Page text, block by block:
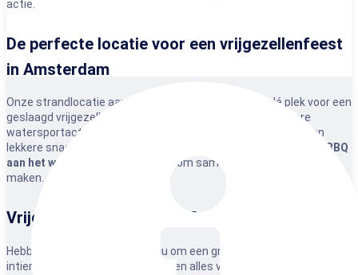
actie.
De perfecte locatie voor een vrijgezellenfeest
in Amsterdam
Onze strandlocatie aan het water in Amsterdam is dé plek voor een
geslaagd vrijgezellenfeest. Terwijl jullie genieten van stoere
watersportactiviteiten, zorgen wij voor de muziek, drankjes en
lekkere snacks. Sluit de dag af met een borrel en een gezellige
BBQ
aan het water
– de ideale manier om samen herinneringen te
maken.
Vrijgezellenfeest boeken?
Hebben jullie er zin in? Of het nu om een grote vriendengroep of een
intiem gezelschap gaat: wij regelen alles voor een onvergetelijk